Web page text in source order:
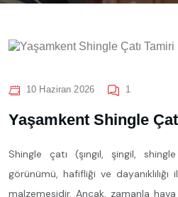
10 Haziran 2026 1
Yaşamkent Shingle
Shingle çatı (şıngıl, şingil,
görünümü, hafifliği ve
malzemesidir. Ancak, zamanla hava